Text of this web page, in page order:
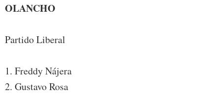
OLANCHO
Partido Liberal
1. Freddy Nájera
2. Gustavo Rosa